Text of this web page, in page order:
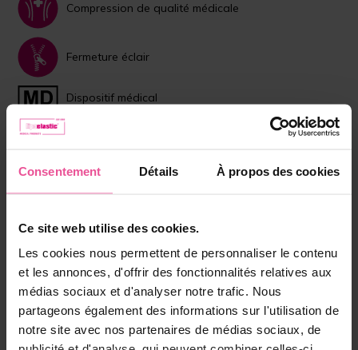
Consentement Détails À propos des cookies
Ce site web utilise des cookies.
Les cookies nous permettent de personnaliser le contenu
et les annonces, d'offrir des fonctionnalités relatives aux
médias sociaux et d'analyser notre trafic. Nous
partageons également des informations sur l'utilisation de
notre site avec nos partenaires de médias sociaux, de
Compression de qualité médicale
Fermeture éclair
Dispositif médical
Beige
Noir
Taille: XS
Sur commande (délai de livraison 5-7 jours)